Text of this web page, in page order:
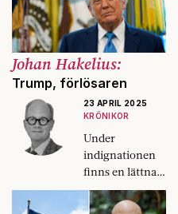
Johan Hakelius:
Trump, förlösaren
23 APRIL 2025
KRÖNIKOR
Under
indignationen
finns en lättnad
över att Trump
ger sig på